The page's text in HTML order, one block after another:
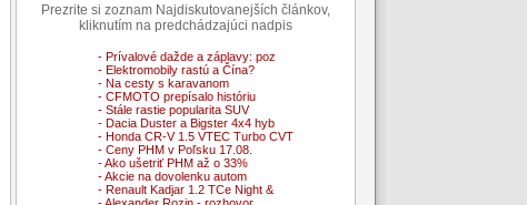
Prezrite si zoznam Najdiskutovanejších článkov,
kliknutím na predchádzajúci nadpis
- Prívalové dažde a záplavy: poz
- Elektromobily rastú a Čína?
- Na cesty s karavanom
- CFMOTO prepísalo históriu
- Stále rastie popularita SUV
- Dacia Duster a Bigster 4x4 hyb
- Honda CR-V 1.5 VTEC Turbo CVT
- Ceny PHM v Poľsku 17.08.
- Ako ušetriť PHM až o 33%
- Akcie na dovolenku autom
- Renault Kadjar 1.2 TCe Night &
- Alexander Rozin - rozhovor